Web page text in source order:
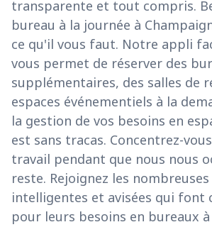
transparente et tout compris.
bureau à la journée à
ce qu'il vous faut. Notre appli
vous permet de réserver des
supplémentaires, des salles de
espaces événementiels à la
la gestion de vos besoins en
est sans tracas. Concentrez-
travail pendant que nous nous
reste. Rejoignez les
intelligentes et avisées qui font
pour leurs besoins en bureaux